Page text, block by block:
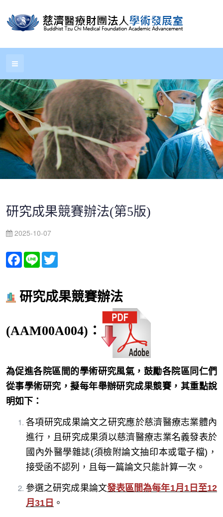
研究成果競賽辦法(第5版)
2025-10-07
Facebook
Line
研究成果競賽辦法
(AAM00A004)：
為促進各院區間的學術研究風氣，鼓勵各院區同仁們
從事學術研究，擬每年舉辦研究成果競賽，其重點說
明如下：
各項研究成果論文之研究應於慈濟醫療志業體內
進行，且研究成果須以慈濟醫療志業名義發表於
國內外醫學雜誌(須檢附論文抽印本或電子檔)，
接受函不認列，且每一篇論文只能計算一次。
參選之研究成果論文發表區間為每年1月1日至12
月31日 。